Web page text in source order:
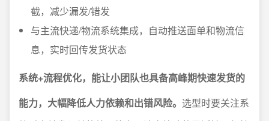
截，减少漏发/错发
与主流快递/物流系统集成，自动推送面单和物流信
息，实时回传发货状态
系统+流程优化，能让小团队也具备高峰期快速发货的
能力，大幅降低人力依赖和出错风险。 选型时要关注系